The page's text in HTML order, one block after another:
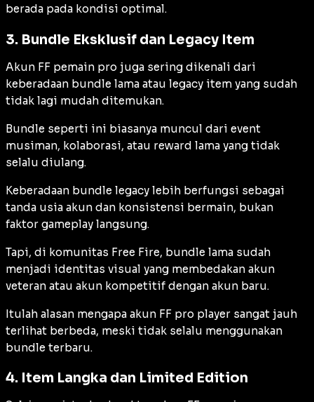
berada pada kondisi optimal.
3. Bundle Eksklusif dan Legacy Item
Akun FF pemain pro juga sering dikenali dari
keberadaan bundle lama atau legacy item yang sudah
tidak lagi mudah ditemukan.
Bundle seperti ini biasanya muncul dari event
musiman, kolaborasi, atau reward lama yang tidak
selalu diulang.
Keberadaan bundle legacy lebih berfungsi sebagai
tanda usia akun dan konsistensi bermain, bukan
faktor gameplay langsung.
Tapi, di komunitas Free Fire, bundle lama sudah
menjadi identitas visual yang membedakan akun
veteran atau akun kompetitif dengan akun baru.
Itulah alasan mengapa akun FF pro player sangat jauh
terlihat berbeda, meski tidak selalu menggunakan
bundle terbaru.
4. Item Langka dan Limited Edition